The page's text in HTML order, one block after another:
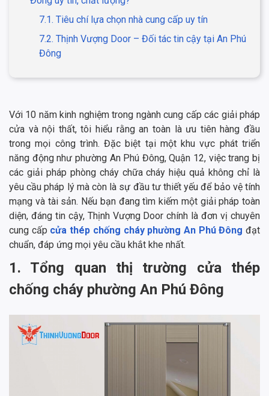
7.1. Tiêu chí lựa chọn nhà cung cấp uy tín
7.2. Thịnh Vượng Door – Đối tác tin cậy tại An Phú
Đông
Với 10 năm kinh nghiệm trong ngành cung cấp các giải pháp
cửa và nội thất, tôi hiểu rằng an toàn là ưu tiên hàng đầu
trong mọi công trình. Đặc biệt tại một khu vực phát triển
năng động như phường An Phú Đông, Quận 12, việc trang bị
các giải pháp phòng cháy chữa cháy hiệu quả không chỉ là
yêu cầu pháp lý mà còn là sự đầu tư thiết yếu để bảo vệ tính
mạng và tài sản. Nếu bạn đang tìm kiếm một giải pháp toàn
diện, đáng tin cậy, Thịnh Vượng Door chính là đơn vị chuyên
cung cấp cửa thép chống cháy phường An Phú Đông đạt
chuẩn, đáp ứng mọi yêu cầu khắt khe nhất.
1. Tổng quan thị trường cửa thép
chống cháy phường An Phú Đông